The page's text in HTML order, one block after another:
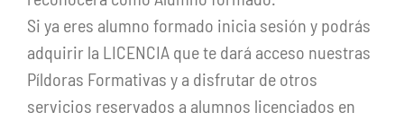
Si ya eres alumno formado inicia sesión y podrás
adquirir la LICENCIA que te dará acceso nuestras
Píldoras Formativas y a disfrutar de otros
servicios reservados a alumnos licenciados en